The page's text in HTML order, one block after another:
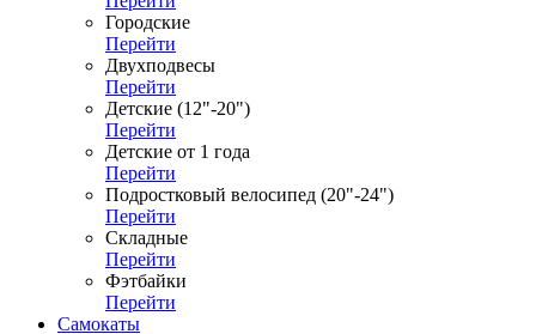
Городские
Перейти
Двухподвесы
Перейти
Детские (12"-20")
Перейти
Детские от 1 года
Перейти
Подростковый велосипед (20"-24")
Перейти
Складные
Перейти
Фэтбайки
Перейти
Самокаты